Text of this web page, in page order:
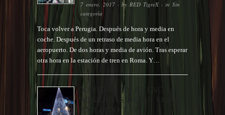
7 enero, 2017 · byRED TigreX · inSin
categoría
Toca volver a Perugia. Después de hora y media en
coche. Después de un retraso de media hora en el
aeropuerto. De dos horas y media de avión. Tras esperar
otra hora en la estación de tren en Roma. Y…
NAVIDAD EN CUENCA –
MEMORIAS DE UN FRIKI
EXILIADO XVI